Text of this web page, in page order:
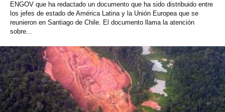
ENGOV que ha redactado un documento que ha sido distribuido entre
los jefes de estado de América Latina y la Unión Europea que se
reunieron en Santiago de Chile. El documento llama la atención
sobre...